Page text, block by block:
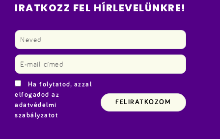
IRATKOZZ FEL HÍRLEVELÜNKRE!
Ha folytatod, azzal
elfogadod az
adatvédelmi
szabályzatot